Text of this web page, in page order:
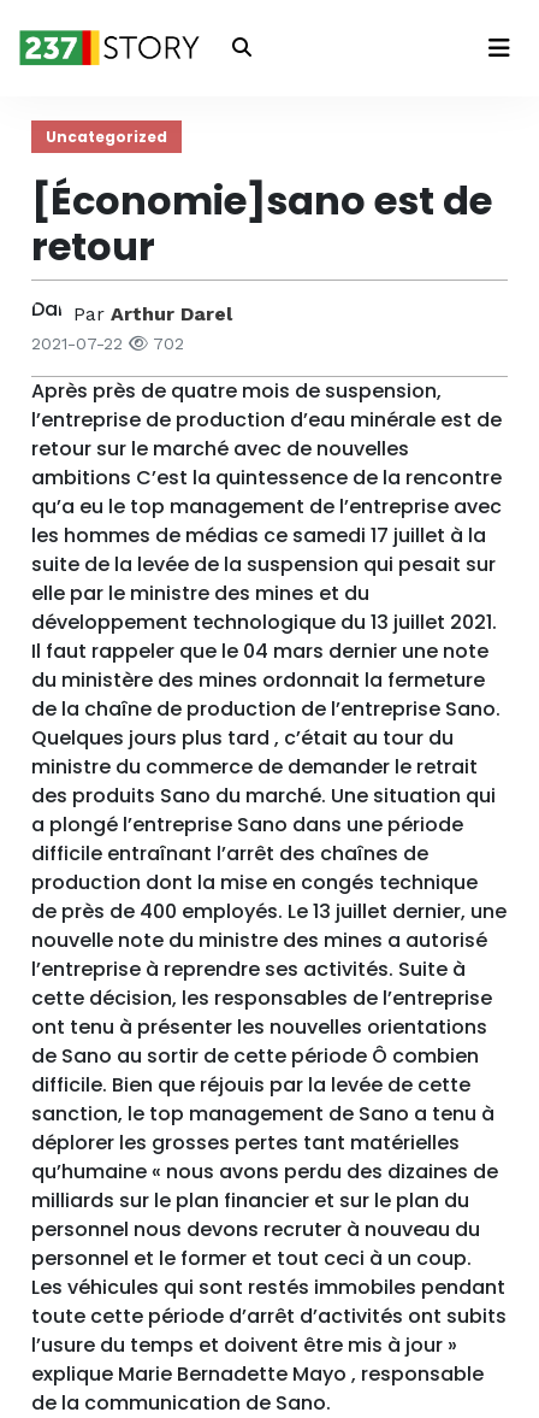
Connexion
Uncategorized
[Économie]sano est de
retour
ParArthur Darel
2021-07-22 702
Après près de quatre mois de suspension,
l’entreprise de production d’eau minérale est de
retour sur le marché avec de nouvelles
ambitions C’est la quintessence de la rencontre
qu’a eu le top management de l’entreprise avec
les hommes de médias ce samedi 17 juillet à la
suite de la levée de la suspension qui pesait sur
elle par le ministre des mines et du
développement technologique du 13 juillet 2021.
Il faut rappeler que le 04 mars dernier une note
du ministère des mines ordonnait la fermeture
de la chaîne de production de l’entreprise Sano.
Quelques jours plus tard , c’était au tour du
ministre du commerce de demander le retrait
des produits Sano du marché. Une situation qui
a plongé l’entreprise Sano dans une période
difficile entraînant l’arrêt des chaînes de
production dont la mise en congés technique
de près de 400 employés. Le 13 juillet dernier, une
nouvelle note du ministre des mines a autorisé
l’entreprise à reprendre ses activités. Suite à
cette décision, les responsables de l’entreprise
ont tenu à présenter les nouvelles orientations
de Sano au sortir de cette période Ô combien
difficile. Bien que réjouis par la levée de cette
sanction, le top management de Sano a tenu à
déplorer les grosses pertes tant matérielles
qu’humaine « nous avons perdu des dizaines de
milliards sur le plan financier et sur le plan du
personnel nous devons recruter à nouveau du
personnel et le former et tout ceci à un coup.
Les véhicules qui sont restés immobiles pendant
toute cette période d’arrêt d’activités ont subits
l’usure du temps et doivent être mis à jour »
explique Marie Bernadette Mayo , responsable
de la communication de Sano.